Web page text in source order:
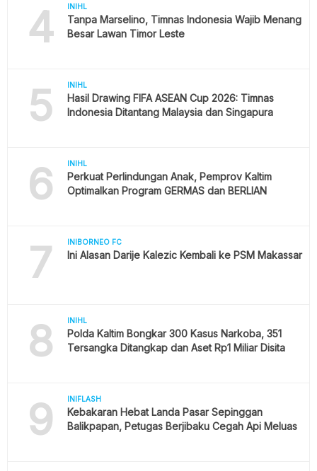
4 INIHL
Tanpa Marselino, Timnas Indonesia Wajib Menang
Besar Lawan Timor Leste
5 INIHL
Hasil Drawing FIFA ASEAN Cup 2026: Timnas
Indonesia Ditantang Malaysia dan Singapura
6 INIHL
Perkuat Perlindungan Anak, Pemprov Kaltim
Optimalkan Program GERMAS dan BERLIAN
7 INIBORNEO FC
Ini Alasan Darije Kalezic Kembali ke PSM Makassar
8 INIHL
Polda Kaltim Bongkar 300 Kasus Narkoba, 351
Tersangka Ditangkap dan Aset Rp1 Miliar Disita
9 INIFLASH
Kebakaran Hebat Landa Pasar Sepinggan
Balikpapan, Petugas Berjibaku Cegah Api Meluas